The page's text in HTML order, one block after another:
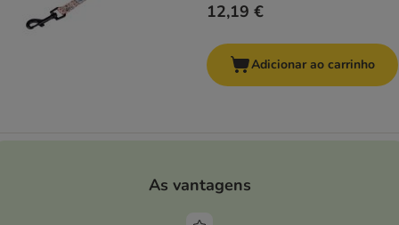
12,19 €
Adicionar ao carrinho
As vantagens